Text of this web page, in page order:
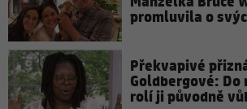
promluvila o
Překvapivé
Goldbergové:
rolí ji původně